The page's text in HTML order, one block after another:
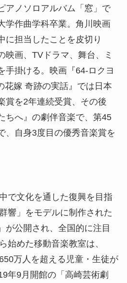
アノソロアルバム「窓」で
学作曲学科卒業。角川映画
に担当したことを皮切り
映画、TVドラマ、舞台、ミ
手掛ける。映画『64-ロクヨ
花嫁 奇跡の実話』では日本
賞を2年連続受賞、その後
ちへ』の劇伴音楽で、第45
、自身3度目の優秀音楽賞を
で文化を通した復興を目指
響」をモデルに制作された
が公開され、全国的に注目
始めた移動音楽教室は、
万人を超える児童・生徒が
年9月開館の「高崎芸術劇